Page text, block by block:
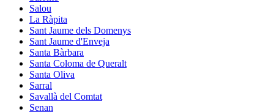
Salou
La Ràpita
Sant Jaume dels Domenys
Sant Jaume d'Enveja
Santa Bàrbara
Santa Coloma de Queralt
Santa Oliva
Sarral
Savallà del Comtat
Senan